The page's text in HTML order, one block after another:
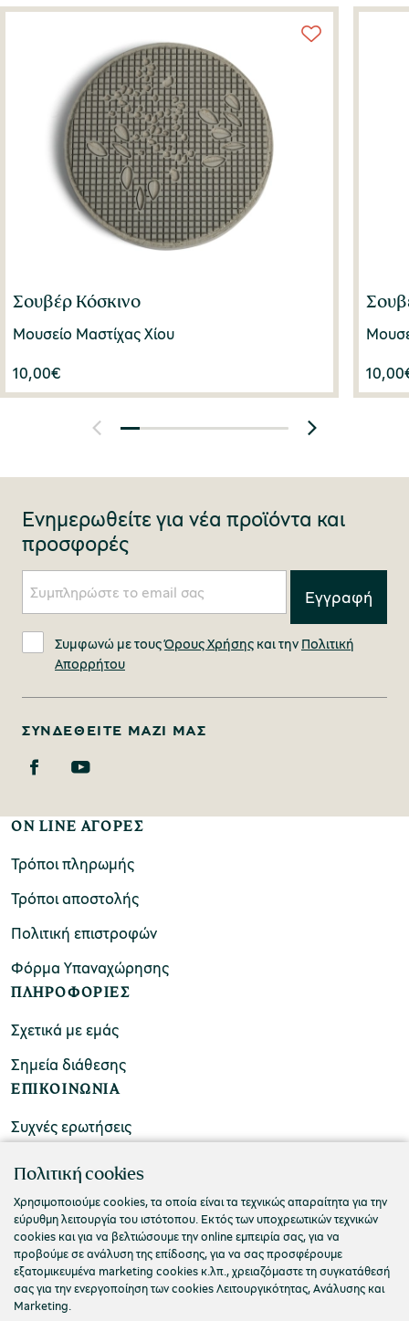
Σουβέρ Κόσκινο
Μουσείο Μαστίχας Χίου
10,00€ 10,00
Ενημερωθείτε για νέα προϊόντα και
προσφορές
Συμφωνώ με τουςΌρους Χρήσης και την Πολιτική
Απορρήτου
ΣΥΝΔΕΘΕΊΤΕ ΜΑΖΊ ΜΑΣ
ON LINE ΑΓΟΡΕΣ
Τρόποι πληρωμής
Τρόποι αποστολής
Πολιτική επιστροφών
Φόρμα Υπαναχώρησης
ΠΛΗΡΟΦΟΡΙΕΣ
Σχετικά με εμάς
Σημεία διάθεσης
ΕΠΙΚΟΙΝΩΝΙΑ
Συχνές ερωτήσεις
Επικοινωνήστε μαζί μας
Πολιτική cookies
Χρησιμοποιούμε cookies, τα οποία είναι τα τεχνικώς απαραίτητα για την
εύρυθμη λειτουργία του ιστότοπου. Εκτός των υποχρεωτικών τεχνικών
cookies και για να βελτιώσουμε την online εμπειρία σας, για να
προβούμε σε ανάλυση της επίδοσης, για να σας προσφέρουμε
εξατομικευμένα marketing cookies κ.λπ., χρειαζόμαστε τη συγκατάθεσή
σας για την ενεργοποίηση των cookies Λειτουργικότητας, Ανάλυσης και
Marketing.